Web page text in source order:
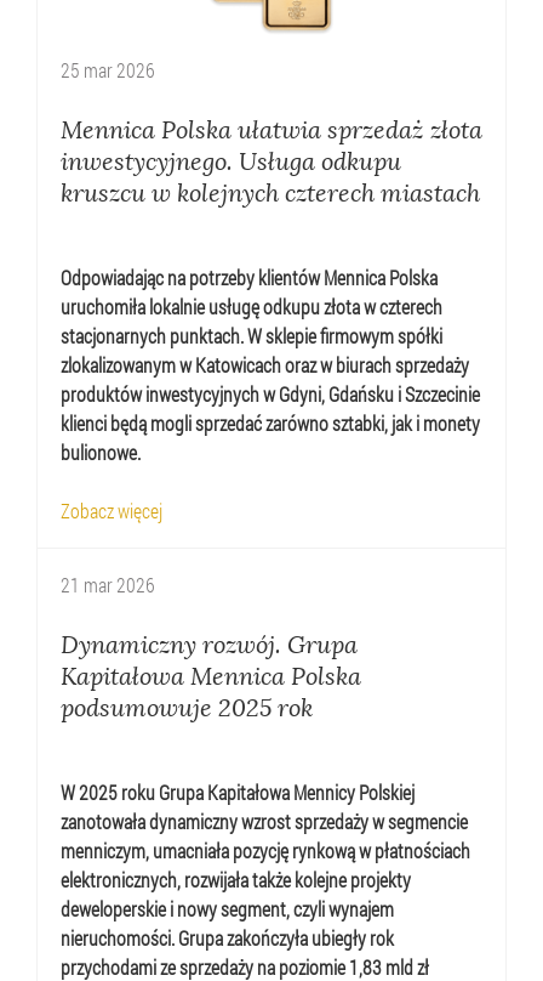
25 mar2026
Mennica Polska ułatwia sprzedaż złota
inwestycyjnego. Usługa odkupu
kruszcu w kolejnych czterech miastach
Odpowiadając na potrzeby klientów Mennica Polska
uruchomiła lokalnie usługę odkupu złota w czterech
stacjonarnych punktach. W sklepie firmowym spółki
zlokalizowanym w Katowicach oraz w biurach sprzedaży
produktów inwestycyjnych w Gdyni, Gdańsku i Szczecinie
klienci będą mogli sprzedać zarówno sztabki, jak i monety
bulionowe.
Zobacz więcej
21 mar2026
Dynamiczny rozwój. Grupa
Kapitałowa Mennica Polska
podsumowuje 2025 rok
W 2025 roku Grupa Kapitałowa Mennicy Polskiej
zanotowała dynamiczny wzrost sprzedaży w segmencie
menniczym, umacniała pozycję rynkową w płatnościach
elektronicznych, rozwijała także kolejne projekty
deweloperskie i nowy segment, czyli wynajem
nieruchomości. Grupa zakończyła ubiegły rok
przychodami ze sprzedaży na poziomie 1,83 mld zł